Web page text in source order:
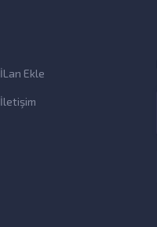
İLan Ekle
İletişim